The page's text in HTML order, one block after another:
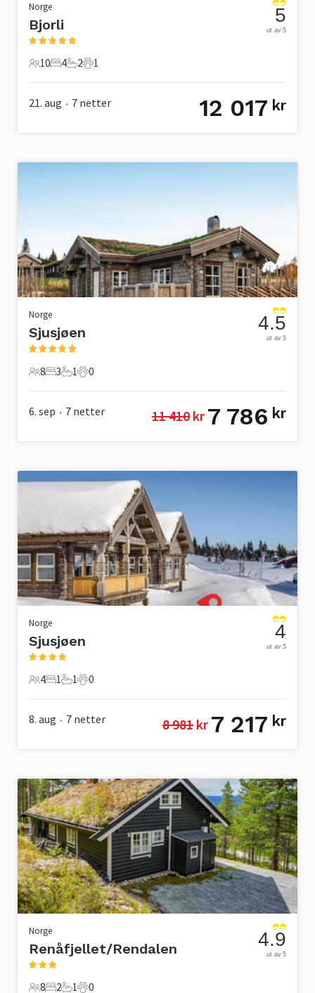
Norge
Bjorli
10 Gjester
10
4 Soverom
4
2 Bad
2
1 Kjæledyr
1
5
ut av 5
21. aug • 7 netter 12 017 kr
Norge
Sjusjøen
8 Gjester
8
3 Soverom
3
1 Bad
1
0 Kjæledyr
0
4.5
ut av 5
6. sep • 7 netter 11 410 kr 7 786 kr
Norge
Sjusjøen
4 Gjester
4
1 Soverom
1
1 Bad
1
0 Kjæledyr
0
4
ut av 5
8. aug • 7 netter 8 981 kr 7 217 kr
Norge
Renåfjellet/Rendalen
8 2 1 0
4.9
ut av 5